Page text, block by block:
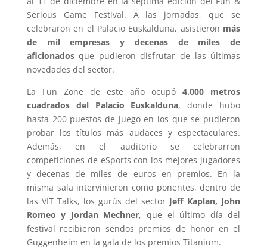
Serious Game Festival. A las jornadas, que se
celebraron en el Palacio Euskalduna, asistieron más
de mil empresas y decenas de miles de
aficionadosque pudieron disfrutar de las últimas
novedades del sector.
La Fun Zone de este año ocupó4.000 metros
cuadrados del Palacio Euskalduna, donde hubo
hasta 200 puestos de juego en los que se pudieron
probar los títulos más audaces y espectaculares.
Además, en el auditorio se celebrarron
competiciones de eSports con los mejores jugadores
y decenas de miles de euros en premios. En la
misma sala intervinieron como ponentes, dentro de
las VIT Talks, los gurús del sector Jeff Kaplan, John
Romeo y Jordan Mechner, que el último día del
festival recibieron sendos premios de honor en el
Guggenheim en la gala de los premios Titanium.